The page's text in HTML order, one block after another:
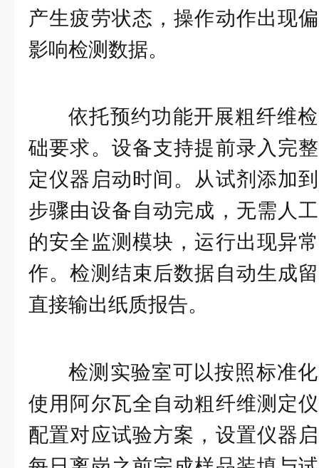
产生疲劳状态，操作动作出现
影响检测数据。
依托预约功能开展粗纤维
础要求。设备支持提前录入完
定仪器启动时间。从试剂添加
步骤由设备自动完成，无需人
的安全监测模块，运行出现异
作。检测结束后数据自动生成
直接输出纸质报告。
检测实验室可以按照标准
使用阿尔瓦全自动粗纤维测定
配置对应试验方案，设置仪器